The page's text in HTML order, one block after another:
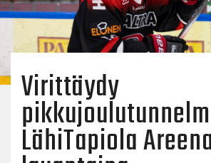
Virittäydy
LähiTapiola